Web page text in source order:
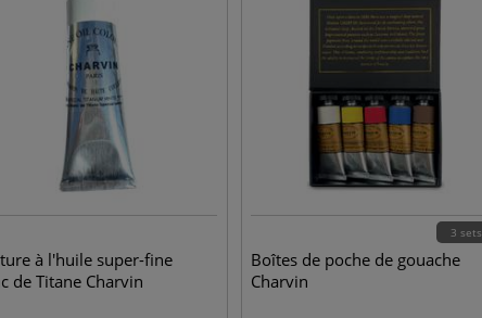
à l'huile super-fine
de Titane Charvin
3 sets
Boîtes de poche de gouache
Charvin